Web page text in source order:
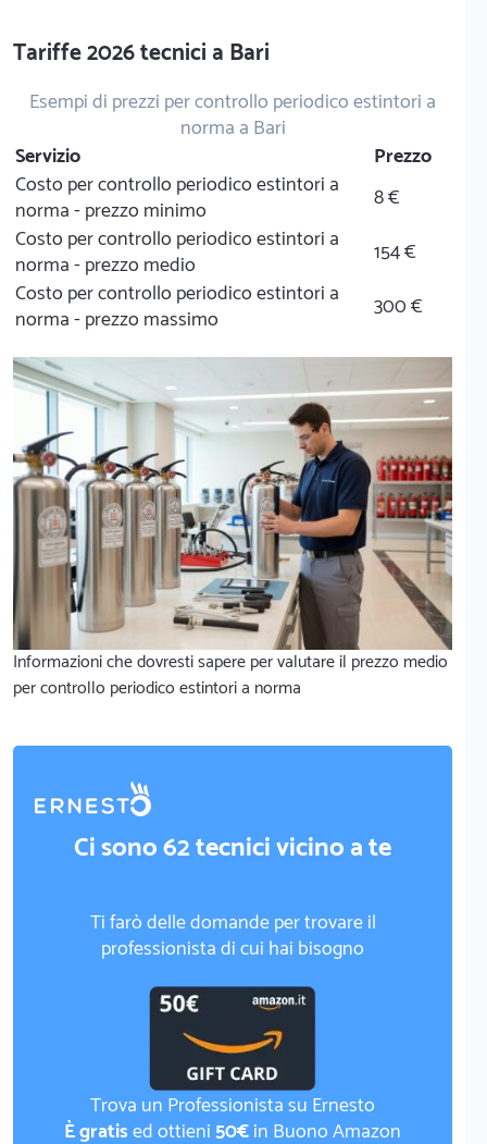
Tariffe 2026 tecnici a Bari
Esempi di prezzi per controllo periodico estintori a
norma a Bari
Servizio
Prezzo
Costo per controllo periodico estintori a
norma - prezzo minimo
8 €
Costo per controllo periodico estintori a
norma - prezzo medio
154 €
Costo per controllo periodico estintori a
norma - prezzo massimo
300 €
Informazioni che dovresti sapere per valutare il prezzo medio
per controllo periodico estintori a norma
Ci sono 62 tecnici vicino a te
Ti farò delle domande per trovare il
professionista di cui hai bisogno
Trova un Professionista su Ernesto
È gratised ottieni50€in Buono Amazon